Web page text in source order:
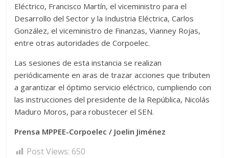
Eléctrico, Francisco Martín, el viceministro para el
Desarrollo del Sector y la Industria Eléctrica, Carlos
González, el viceministro de Finanzas, Vianney Rojas,
entre otras autoridades de Corpoelec.
Las sesiones de esta instancia se realizan
periódicamente en aras de trazar acciones que tributen
a garantizar el óptimo servicio eléctrico, cumpliendo con
las instrucciones del presidente de la República, Nicolás
Maduro Moros, para robustecer el SEN.
Prensa MPPEE-Corpoelec / Joelin Jiménez
Post Views: 650